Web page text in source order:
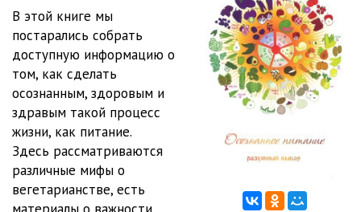
Глава 8. Важность очистительных техник 11:54
Глава 9. Болезни спутник цивилизации 30:41
Глава 10. Правила здравого питания 19:26
Глава 11. Заключение и благодарности
В этой книге мы
постарались собрать
доступную информацию о
том, как сделать
осознанным, здоровым и
здравым такой процесс
жизни, как питание.
Здесь рассматриваются
различные мифы о
вегетарианстве, есть